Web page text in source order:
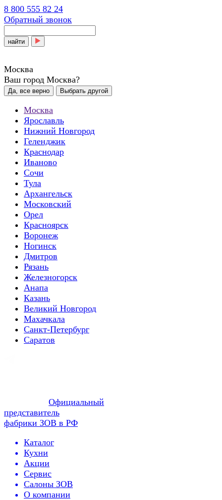
8 800 555 82 24
Обратный звонок
найти
Москва
Ваш город Москва?
Да, все верно Выбрать другой
Москва
Ярославль
Нижний Новгород
Геленджик
Краснодар
Иваново
Сочи
Тула
Архангельск
Московский
Орел
Красноярск
Воронеж
Ногинск
Дмитров
Рязань
Железногорск
Анапа
Казань
Великий Новгород
Махачкала
Санкт-Петербург
Саратов
Официальный
представитель
фабрики ЗОВ в РФ
Каталог
Кухни
Акции
Сервис
Салоны ЗОВ
О компании